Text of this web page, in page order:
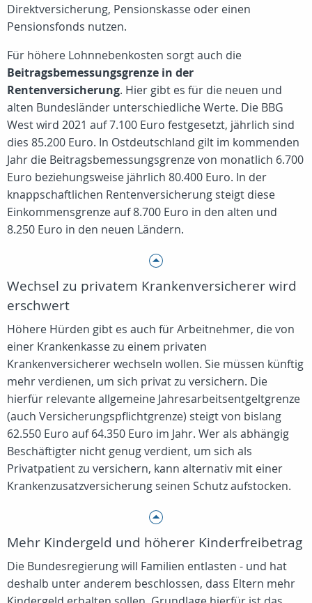
Direktversicherung, Pensionskasse oder einen
Pensionsfonds nutzen.
Für höhere Lohnnebenkosten sorgt auch die
Beitragsbemessungsgrenze in der
Rentenversicherung. Hier gibt es für die neuen und
alten Bundesländer unterschiedliche Werte. Die BBG
West wird 2021 auf 7.100 Euro festgesetzt, jährlich sind
dies 85.200 Euro. In Ostdeutschland gilt im kommenden
Jahr die Beitragsbemessungsgrenze von monatlich 6.700
Euro beziehungsweise jährlich 80.400 Euro. In der
knappschaftlichen Rentenversicherung steigt diese
Einkommensgrenze auf 8.700 Euro in den alten und
8.250 Euro in den neuen Ländern.
Wechsel zu privatem Krankenversicherer wird
erschwert
Höhere Hürden gibt es auch für Arbeitnehmer, die von
einer Krankenkasse zu einem privaten
Krankenversicherer wechseln wollen. Sie müssen künftig
mehr verdienen, um sich privat zu versichern. Die
hierfür relevante allgemeine Jahresarbeitsentgeltgrenze
(auch Versicherungspflichtgrenze) steigt von bislang
62.550 Euro auf 64.350 Euro im Jahr. Wer als abhängig
Beschäftigter nicht genug verdient, um sich als
Privatpatient zu versichern, kann alternativ mit einer
Krankenzusatzversicherung seinen Schutz aufstocken.
Mehr Kindergeld und höherer Kinderfreibetrag
Die Bundesregierung will Familien entlasten - und hat
deshalb unter anderem beschlossen, dass Eltern mehr